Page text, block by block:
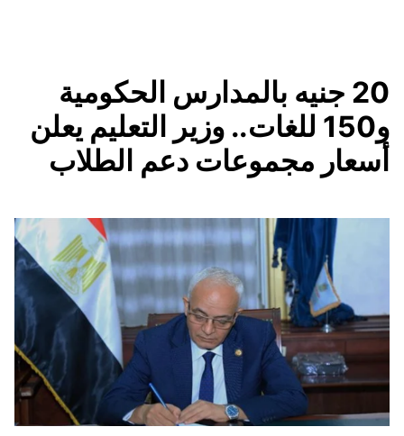
20 جنيه بالمدارس الحكومية
و150 للغات.. وزير التعليم يعلن
أسعار مجموعات دعم الطلاب